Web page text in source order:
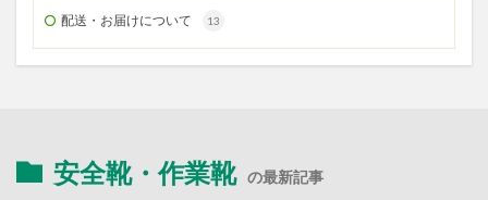
配送・お届けについて 13
安全靴・作業靴 の最新記事